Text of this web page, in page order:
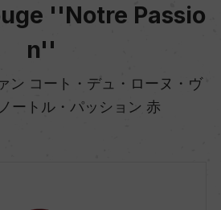
''Notre Passio
n''
ン コート・デュ・ローヌ・ヴ
ートル・パッション 赤